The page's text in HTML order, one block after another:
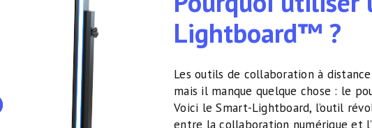
Lightboard™ ?
Les outils de collaboration à
mais il manque quelque chose : le
Voici le Smart-Lightboard, l’outil
entre la collaboration numérique et